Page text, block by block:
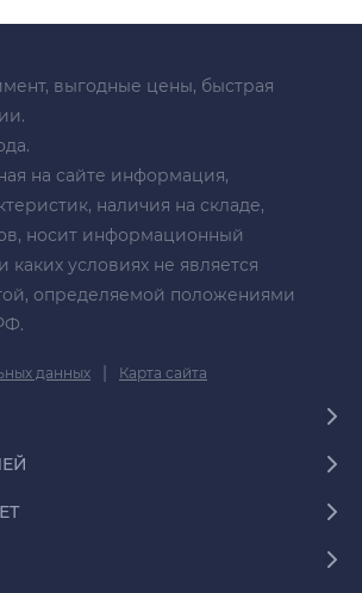
выгодные цены, быстрая
на сайте информация,
наличия на складе,
носит информационный
каких условиях не является
определяемой положениями
данных Карта сайта